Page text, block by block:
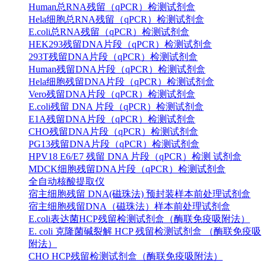
Human总RNA残留（qPCR）检测试剂盒
Hela细胞总RNA残留（qPCR）检测试剂盒
E.coli总RNA残留（qPCR）检测试剂盒
HEK293残留DNA片段（qPCR）检测试剂盒
293T残留DNA片段（qPCR）检测试剂盒
Human残留DNA片段（qPCR）检测试剂盒
Hela细胞残留DNA片段（qPCR）检测试剂盒
Vero残留DNA片段（qPCR）检测试剂盒
E.coli残留 DNA 片段（qPCR）检测试剂盒
E1A残留DNA片段（qPCR）检测试剂盒
CHO残留DNA片段（qPCR）检测试剂盒
PG13残留DNA片段（qPCR）检测试剂盒
HPV18 E6/E7 残留 DNA 片段（qPCR）检测 试剂盒
MDCK细胞残留DNA片段（qPCR）检测试剂盒
全自动核酸提取仪
宿主细胞残留 DNA(磁珠法) 预封装样本前处理试剂盒
宿主细胞残留DNA（磁珠法）样本前处理试剂盒
E.coli表达菌HCP残留检测试剂盒（酶联免疫吸附法）
E. coli 克隆菌碱裂解 HCP 残留检测试剂盒 （酶联免疫吸
附法）
CHO HCP残留检测试剂盒（酶联免疫吸附法）